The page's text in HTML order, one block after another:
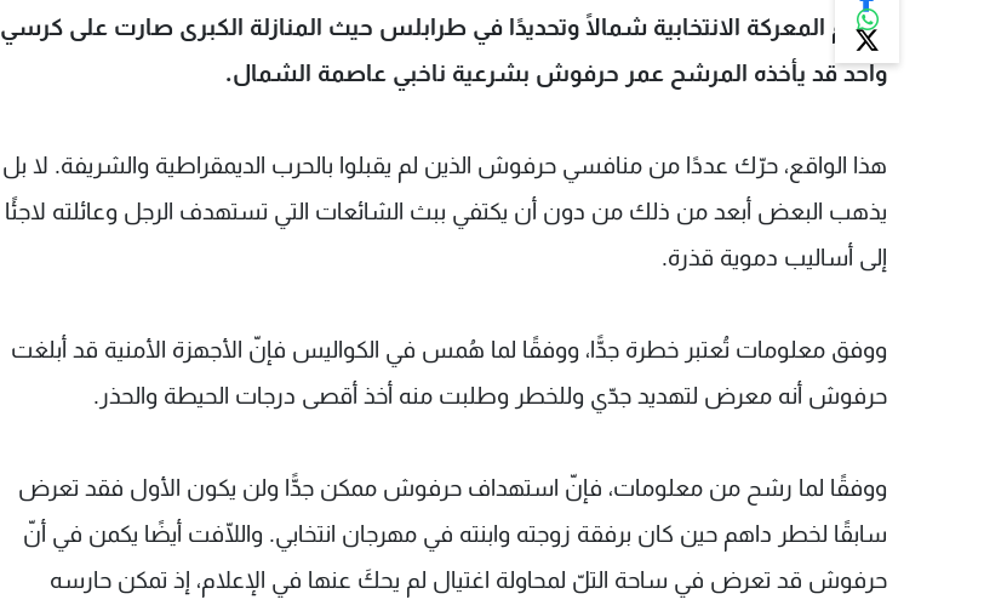
تحتدم المعركة الانتخابية شمالًا وتحديدًا في طرابلس حيث المنازلة الكبرى صارت على كرسي
واحد قد يأخذه المرشح عمر حرفوش بشرعية ناخبي عاصمة الشمال.
هذا الواقع، حرّك عددًا من منافسي حرفوش الذين لم يقبلوا بالحرب الديمقراطية والشريفة. لا بل
يذهب البعض أبعد من ذلك من دون أن يكتفي ببث الشائعات التي تستهدف الرجل وعائلته لاجئًا
إلى أساليب دموية قذرة.
ووفق معلومات تُعتبر خطرة جدًّا، ووفقًا لما هُمس في الكواليس فإنّ الأجهزة الأمنية قد أبلغت
حرفوش أنه معرض لتهديد جدّي وللخطر وطلبت منه أخذ أقصى درجات الحيطة والحذر.
ووفقًا لما رشح من معلومات، فإنّ استهداف حرفوش ممكن جدًّا ولن يكون الأول فقد تعرض
سابقًا لخطر داهم حين كان برفقة زوجته وابنته في مهرجان انتخابي. واللّافت أيضًا يكمن في أنّ
حرفوش قد تعرض في ساحة التلّ لمحاولة اغتيال لم يحكَ عنها في الإعلام، إذ تمكن حارسه